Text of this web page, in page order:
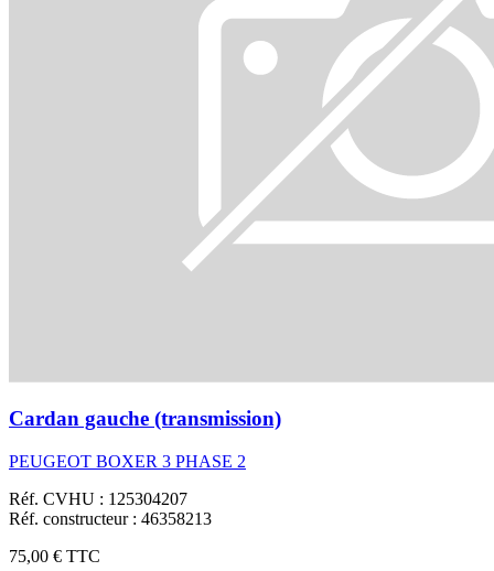
Cardan gauche (transmission)
PEUGEOT BOXER 3 PHASE 2
Réf. CVHU : 125304207
Réf. constructeur : 46358213
75,00 € TTC